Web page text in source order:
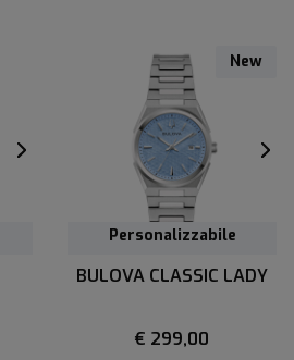
Personalizzabile
New
BULOVA CLASSIC LADY
€ 299,00